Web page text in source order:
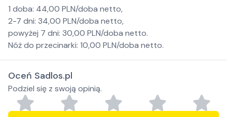
1 doba: 44,00 PLN/doba netto,
2-7 dni: 34,00 PLN/doba netto,
powyżej 7 dni: 30,00 PLN/doba netto.
Nóż do przecinarki: 10,00 PLN/doba netto.
Oceń Sadlos.pl
Podziel się z swoją opinią.